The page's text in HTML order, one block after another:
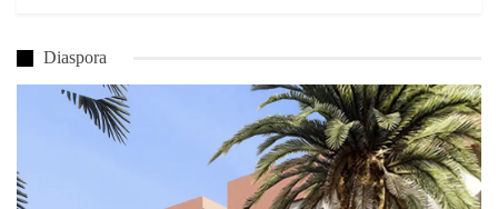
Diaspora